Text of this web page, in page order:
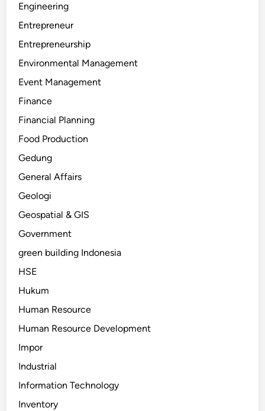
Engineering
Entrepreneur
Entrepreneurship
Environmental Management
Event Management
Finance
Financial Planning
Food Production
Gedung
General Affairs
Geologi
Geospatial & GIS
Government
green building Indonesia
HSE
Hukum
Human Resource
Human Resource Development
Impor
Industrial
Information Technology
Inventory